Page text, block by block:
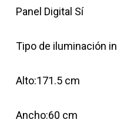
Panel Digital Sí
Tipo de iluminación
Alto:171.5 cm
Ancho:60 cm